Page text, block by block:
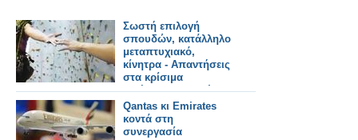
Σωστή επιλογή
σπουδών, κατάλληλο
μεταπτυχιακό,
κίνητρα - Απαντήσεις
στα κρίσιμα
διλήμματα των νέων
Qantas κι Emirates
κοντά στη
συνεργασία